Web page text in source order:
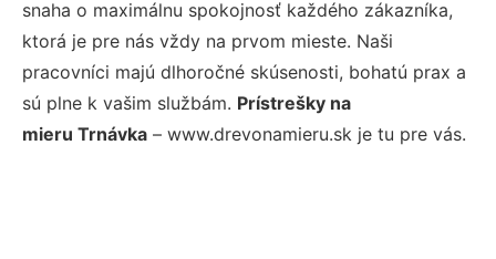
snaha o maximálnu spokojnosť každého zákazníka,
ktorá je pre nás vždy na prvom mieste. Naši
pracovníci majú dlhoročné skúsenosti, bohatú prax a
sú plne k vašim službám. Prístrešky na
mieru Trnávka – www.drevonamieru.sk je tu pre vás.